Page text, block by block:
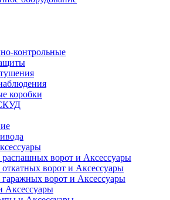
контрольные
коробки
распашных ворот и Аксессуары
ворот и Аксессуары
гаражных ворот и Аксессуары
Аксессуары